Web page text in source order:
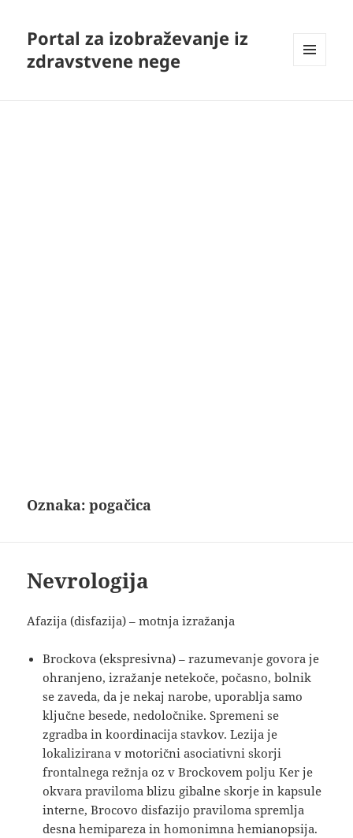
Portal za izobraževanje iz
zdravstvene nege
Oznaka:pogačica
Nevrologija
Afazija (disfazija) – motnja izražanja
Brockova (ekspresivna) – razumevanje govora je
ohranjeno, izražanje netekoče, počasno, bolnik
se zaveda, da je nekaj narobe, uporablja samo
ključne besede, nedoločnike. Spremeni se
zgradba in koordinacija stavkov. Lezija je
lokalizirana v motorični asociativni skorji
frontalnega režnja oz v Brockovem polju Ker je
okvara praviloma blizu gibalne skorje in kapsule
interne, Brocovo disfazijo praviloma spremlja
desna hemipareza in homonimna hemianopsija.